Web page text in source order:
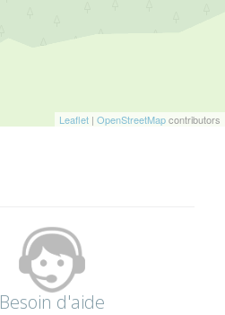
Leaflet | OpenStreetMapcontributors
Besoin d'aide